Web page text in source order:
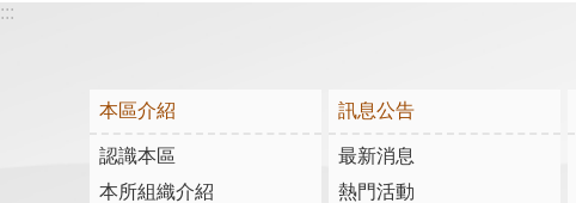
:::
本區介紹
認識本區
本所組織介紹
訊息公告
最新消息
熱門活動